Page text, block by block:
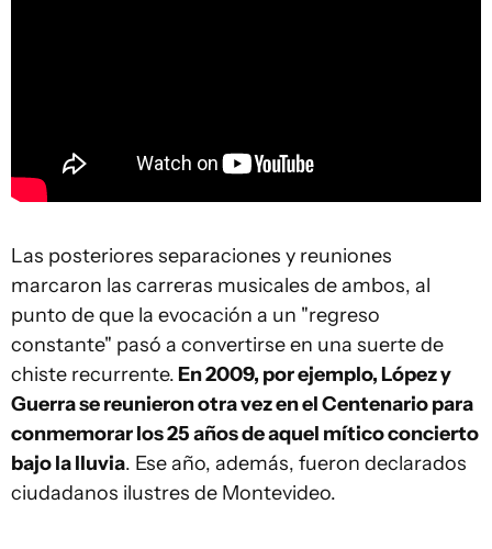
Las posteriores separaciones y reuniones
marcaron las carreras musicales de ambos, al
punto de que la evocación a un "regreso
constante" pasó a convertirse en una suerte de
chiste recurrente. En 2009, por ejemplo, López y
Guerra se reunieron otra vez en el Centenario para
conmemorar los 25 años de aquel mítico concierto
bajo la lluvia. Ese año, además, fueron declarados
ciudadanos ilustres de Montevideo.